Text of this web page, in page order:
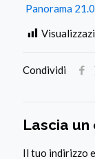
Panorama
Condividi
Lascia
Il tuo indirizzo